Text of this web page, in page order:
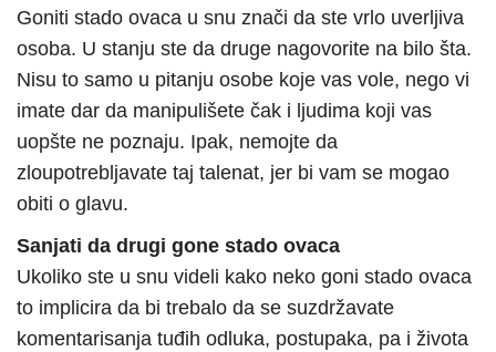
Goniti stado ovaca u snu znači da ste vrlo uverljiva
osoba. U stanju ste da druge nagovorite na bilo šta.
Nisu to samo u pitanju osobe koje vas vole, nego vi
imate dar da manipulišete čak i ljudima koji vas
uopšte ne poznaju. Ipak, nemojte da
zloupotrebljavate taj talenat, jer bi vam se mogao
obiti o glavu.
Sanjati da drugi gone stado ovaca
Ukoliko ste u snu videli kako neko goni stado ovaca
to implicira da bi trebalo da se suzdržavate
komentarisanja tuđih odluka, postupaka, pa i života